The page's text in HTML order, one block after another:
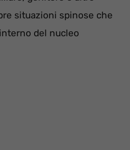
situazioni spinose che
del nucleo